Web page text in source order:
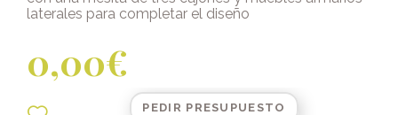
laterales para completar el diseño
0,00€
PEDIR PRESUPUESTO